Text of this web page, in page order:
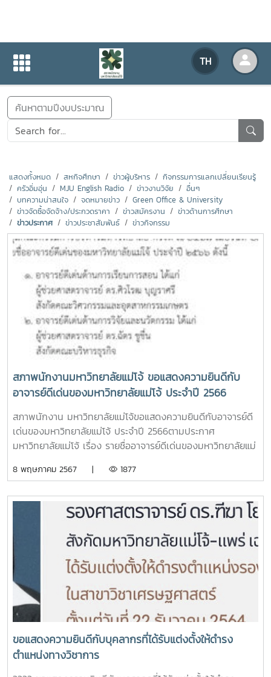
TH
ข่าวสารกิจกรรม
ค้นหาตามปีงบประมาณ
แสดงทั้งหมด สหกิจศึกษา ข่าวผู้บริหาร
กิจกรรมการแลกเปลี่ยนเรียนรู้
ครัวอิ่มอุ่น
MJU English Radio ข่าวงานวิจัย
อื่นๆ
บทความน่าสนใจ
จดหมายข่าว
Green Office & University
ข่าวจัดซื้อจัดจ้าง/ประกวดราคา
ข่าวสมัครงาน
ข่าวด้านการศึกษา
ข่าวประกาศ
ข่าวประชาสัมพันธ์ ข่าวกิจกรรม
สภาพนักงานมหาวิทยาลัยแม่โจ้ ขอแสดงความยินดีกับ
อาจารย์ดีเด่นของมหาวิทยาลัยแม่โจ้ ประจำปี 2566
สภาพนักงาน มหาวิทยาลัยแม่โจ้ขอแสดงความยินดีกับอาจารย์ดี
เด่นของมหาวิทยาลัยแม่โจ้ ประจำปี 2566ตามประกาศ
มหาวิทยาลัยแม่โจ้ เรื่อง รายชื่ออาจารย์ดีเด่นของมหาวิทยาลัยแม่
เด่นด้านการเรียนการสอน ได้แก่ผู้ช่วยศาสตราจารย์ ดร.ศิวโรฒ
ดีเด่นด้านการวิจัยและนวัตกรรมได้แก่ผู้ช่วยศาสตราจารย์ ดร.ฉัตร
ชูชื่นสังกัดคณะบริหารธุรกิจ3. อาจารย์ดีเด่นด้านบริการวิชาการ
ได้แก่ผู้ช่วยศาสตราจารย์ ดร.สุบรรณ ฝอยกลางสังกัดคณะสัตว
ศาสตร์และเทคโนโลยี 4. อาจารย์ดีเด่นด้านทำนุบำรุงศิลป
วัฒนธรรมได้แก่อาจารย์ ว่าที่ร้อยตรี ดร.ปรมินทร์ นาระทะสังกัด
คณะผลิตกรรมการเกษตร
8 พฤษภาคม 2567 | 1877
ขอแสดงความยินดีกับบุคลากรที่ได้รับแต่งตั้งให้ดำรง
ตำแหน่งทางวิชาการ